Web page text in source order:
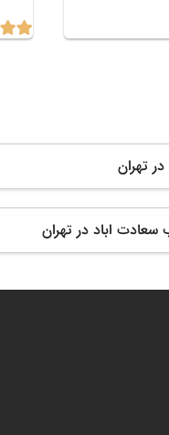
در تهران
سعادت اباد در تهران